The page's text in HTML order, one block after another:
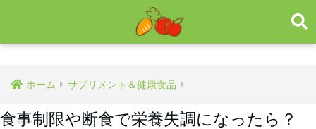
ホーム サプリメント＆健康食品
食事制限や断食で栄養失調になったら？